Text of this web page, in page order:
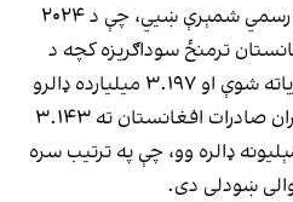
د تهران ټایمز د راپور له مخې؛ رسمي شمېرې ښيي، چې د ۲۰۲۴
ترمنځ سوداګريزه کچه د
تېر کال پرتله نږدې ۸۴ سلنه زياته شوې او ۳.۱۹۷ ميليارده ډالرو
ته رسېدلې ده. له دې ډلې د ايران صادرات افغانستان ته ۳.۱۴۳
ډالره او واردات ۵۴ مېليونه ډالره وو، چې په ترتيب سره